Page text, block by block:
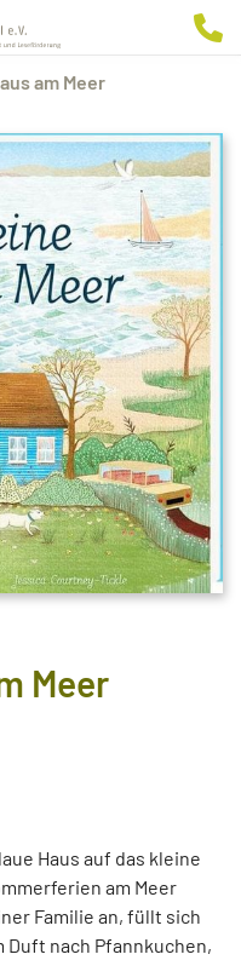
am Meer
Meer
Haus auf das kleine
am Meer
Familie an, füllt sich
Duft nach Pfannkuchen,